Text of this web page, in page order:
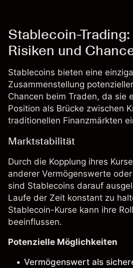
Stablecoin-
Risiken und
Stablecoins bieten eine
Zusammenstellung
Chancen beim Traden, da sie
Position als Brücke zwischen
traditionellen Finanzmärkten
Marktstabilität
Durch die Kopplung ihres
anderer Vermögenswerte
sind Stablecoins darauf
Laufe der Zeit konstant zu
Stablecoin-Kurse kann ihre
beeinflussen.
Potenzielle Möglichkeiten
Vermögenswert als